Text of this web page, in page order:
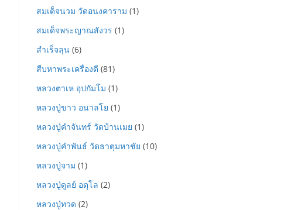
สมเด็จนวม วัดอนงคาราม (1)
สมเด็จพระญาณสังวร (1)
สำเร็จลุน (6)
สืบหาพระเครื่องดี (81)
หลวงตาเห อุปกัมโม (1)
หลวงปู่ขาว อนาลโย (1)
หลวงปู่คำจันทร์ วัดบ้านเมย (1)
หลวงปู่คำพันธ์ วัดธาตุมหาชัย (10)
หลวงปู่จาม (1)
หลวงปู่ดูลย์ อตุโล (2)
หลวงปู่ทวด (2)